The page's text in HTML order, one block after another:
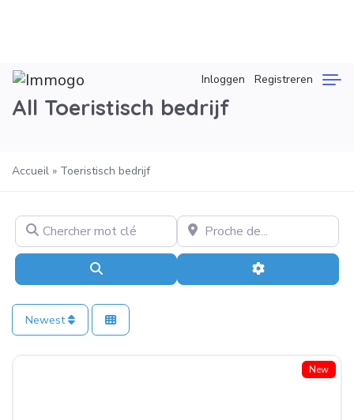
Inloggen Registreren
All Toeristisch bedrijf
Accueil » Toeristisch bedrijf
Chercher mot clé Proche de…
Search Advanced
Newest
New